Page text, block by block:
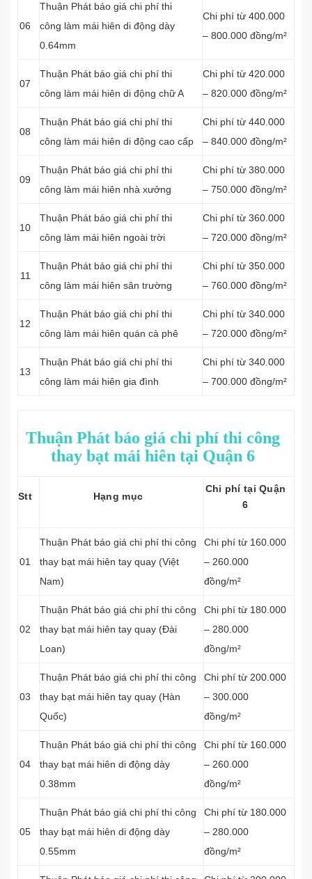
06
Thuận Phát báo giá chi phí thi
công làm mái hiên di động dày
0.64mm
Chi phí từ 400.000
– 800.000 đồng/m²
07
Thuận Phát báo giá chi phí thi
công làm mái hiên di động chữ A
Chi phí từ 420.000
– 820.000 đồng/m²
08
Thuận Phát báo giá chi phí thi
công làm mái hiên di động cao cấp
Chi phí từ 440.000
– 840.000 đồng/m²
09
Thuận Phát báo giá chi phí thi
công làm mái hiên nhà xưởng
Chi phí từ 380.000
– 750.000 đồng/m²
10
Thuận Phát báo giá chi phí thi
công làm mái hiên ngoài trời
Chi phí từ 360.000
– 720.000 đồng/m²
11
Thuận Phát báo giá chi phí thi
công làm mái hiên sân trường
Chi phí từ 350.000
– 760.000 đồng/m²
12
Thuận Phát báo giá chi phí thi
công làm mái hiên quán cà phê
Chi phí từ 340.000
– 720.000 đồng/m²
13
Thuận Phát báo giá chi phí thi
công làm mái hiên gia đình
Chi phí từ 340.000
– 700.000 đồng/m²
Thuận Phát báo giá chi phí thi công
thay bạt mái hiên tại Quận 6
Stt Hạng mục
Chi phí tại Quận
6
01
Thuận Phát báo giá chi phí thi công
thay bạt mái hiên tay quay (Việt
Nam)
Chi phí từ 160.000
– 260.000
đồng/m²
02
Thuận Phát báo giá chi phí thi công
thay bạt mái hiên tay quay (Đài
Loan)
Chi phí từ 180.000
– 280.000
đồng/m²
03
Thuận Phát báo giá chi phí thi công
thay bạt mái hiên tay quay (Hàn
Quốc)
Chi phí từ 200.000
– 300.000
đồng/m²
04
Thuận Phát báo giá chi phí thi công
thay bạt mái hiên di động dày
0.38mm
Chi phí từ 160.000
– 260.000
đồng/m²
05
Thuận Phát báo giá chi phí thi công
thay bạt mái hiên di động dày
0.55mm
Chi phí từ 180.000
– 280.000
đồng/m²